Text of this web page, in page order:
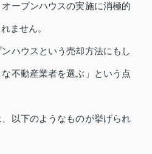
ープンハウスの実施に消極的
ません。
ハウスという売却方法にもし
不動産業者を選ぶ」という点
以下のようなものが挙げられ